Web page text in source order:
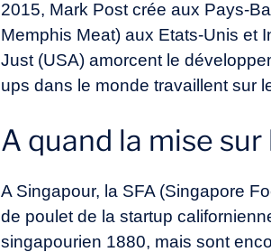
2015, Mark Post crée aux Pays-
Memphis Meat) aux Etats-Unis et
Just (USA) amorcent le
ups dans le monde travaillent sur
A quand la mise
A Singapour, la SFA (Singapore
de poulet de la startup
singapourien 1880, mais sont